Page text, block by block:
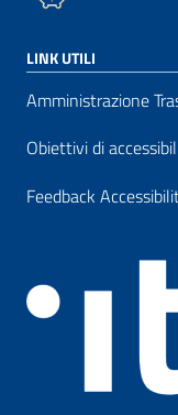
LINK UTILI
Amministrazione
Obiettivi di
Feedback